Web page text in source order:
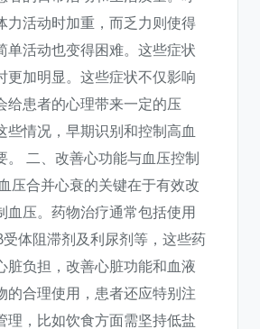
力活动时加重，而乏力则使得
单活动也变得困难。这些症状
更加明显。这些症状不仅影响
给患者的心理带来一定的压
些情况，早期识别和控制高血
。 二、改善心功能与血压控制
压合并心衰的关键在于有效改
血压。药物治疗通常包括使用
体阻滞剂及利尿剂等，这些药
脏负担，改善心脏功能和血液
的合理使用，患者还应特别注
理，比如饮食方面需坚持低盐